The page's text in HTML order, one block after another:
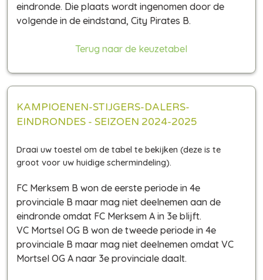
eindronde. Die plaats wordt ingenomen door de
volgende in de eindstand, City Pirates B.
Terug naar de keuzetabel
KAMPIOENEN-STIJGERS-DALERS-
EINDRONDES - SEIZOEN 2024-2025
FC Merksem B won de eerste periode in 4e
provinciale B maar mag niet deelnemen aan de
eindronde omdat FC Merksem A in 3e blijft.
VC Mortsel OG B won de tweede periode in 4e
provinciale B maar mag niet deelnemen omdat VC
Mortsel OG A naar 3e provinciale daalt.